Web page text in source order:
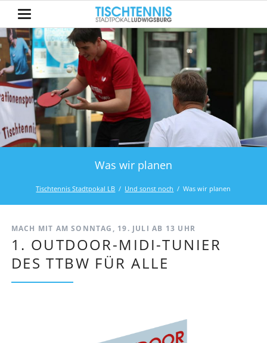
Was wir planen
Tischtennis Stadtpokal LB Und sonst noch Was wir planen
MACH MIT AM SONNTAG, 19. JULI AB 13 UHR
1. OUTDOOR-MIDI-TUNIER
DES TTBW FÜR ALLE